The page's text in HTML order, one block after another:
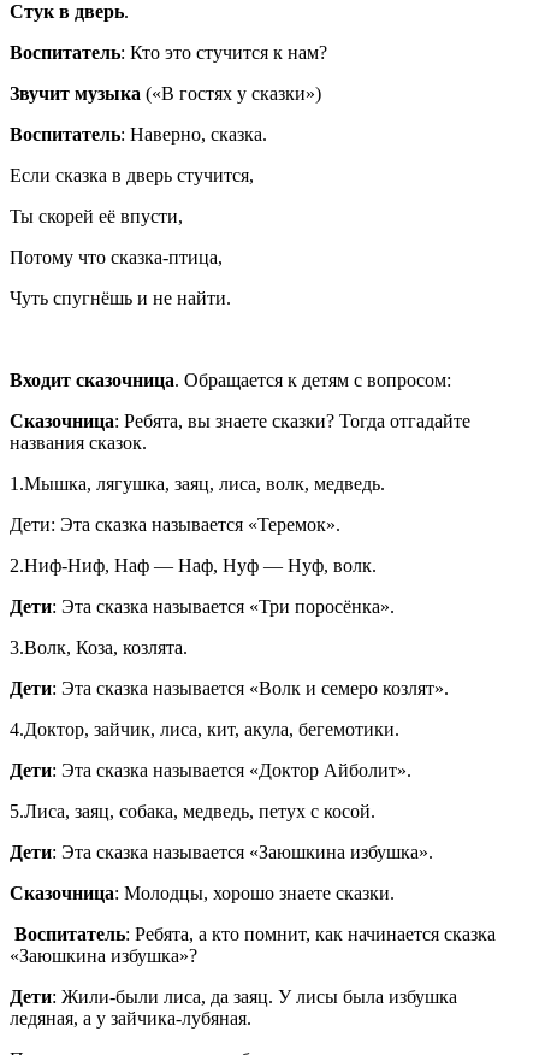
Стук в дверь.
Воспитатель: Кто это стучится к нам?
Звучит музыка («В гостях у сказки»)
Воспитатель: Наверно, сказка.
Если сказка в дверь стучится,
Ты скорей её впусти,
Потому что сказка-птица,
Чуть спугнёшь и не найти.
Входит сказочница. Обращается к детям с вопросом:
Сказочница: Ребята, вы знаете сказки? Тогда отгадайте
названия сказок.
1.Мышка, лягушка, заяц, лиса, волк, медведь.
Дети: Эта сказка называется «Теремок».
2.Ниф-Ниф, Наф — Наф, Нуф — Нуф, волк.
Дети: Эта сказка называется «Три поросёнка».
3.Волк, Коза, козлята.
Дети: Эта сказка называется «Волк и семеро козлят».
4.Доктор, зайчик, лиса, кит, акула, бегемотики.
Дети: Эта сказка называется «Доктор Айболит».
5.Лиса, заяц, собака, медведь, петух с косой.
Дети: Эта сказка называется «Заюшкина избушка».
Сказочница: Молодцы, хорошо знаете сказки.
Воспитатель: Ребята, а кто помнит, как начинается сказка
«Заюшкина избушка»?
Дети: Жили-были лиса, да заяц. У лисы была избушка
ледяная, а у зайчика-лубяная.